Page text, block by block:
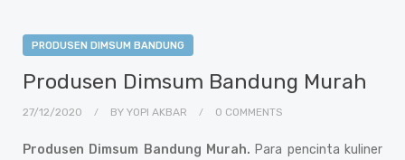
PRODUSEN DIMSUM BANDUNG
Produsen Dimsum Bandung Murah
27/12/2020 BY YOPI AKBAR 0 COMMENTS
Produsen Dimsum Bandung Murah. Para pencinta kuliner